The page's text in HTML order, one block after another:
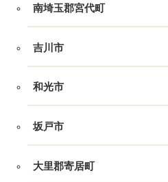
南埼玉郡宮代町
吉川市
和光市
坂戸市
大里郡寄居町